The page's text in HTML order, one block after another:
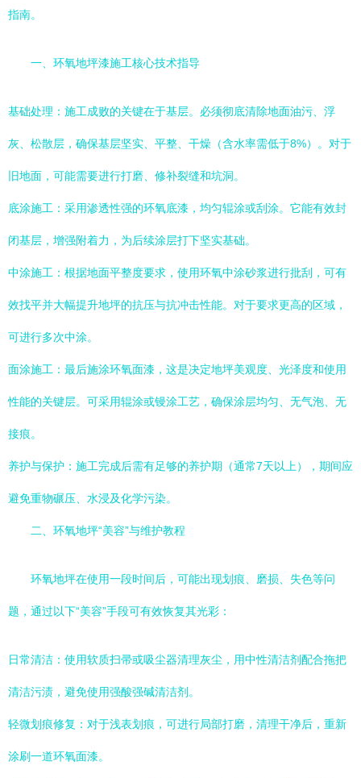
指南。
一、环氧地坪漆施工核心技术指导
基础处理：施工成败的关键在于基层。必须彻底清除地面油污、浮
灰、松散层，确保基层坚实、平整、干燥（含水率需低于8%）。对于
旧地面，可能需要进行打磨、修补裂缝和坑洞。
底涂施工：采用渗透性强的环氧底漆，均匀辊涂或刮涂。它能有效封
闭基层，增强附着力，为后续涂层打下坚实基础。
中涂施工：根据地面平整度要求，使用环氧中涂砂浆进行批刮，可有
效找平并大幅提升地坪的抗压与抗冲击性能。对于要求更高的区域，
可进行多次中涂。
面涂施工：最后施涂环氧面漆，这是决定地坪美观度、光泽度和使用
性能的关键层。可采用辊涂或镘涂工艺，确保涂层均匀、无气泡、无
接痕。
养护与保护：施工完成后需有足够的养护期（通常7天以上），期间应
避免重物碾压、水浸及化学污染。
二、环氧地坪“美容”与维护教程
环氧地坪在使用一段时间后，可能出现划痕、磨损、失色等问
题，通过以下“美容”手段可有效恢复其光彩：
日常清洁：使用软质扫帚或吸尘器清理灰尘，用中性清洁剂配合拖把
清洁污渍，避免使用强酸强碱清洁剂。
轻微划痕修复：对于浅表划痕，可进行局部打磨，清理干净后，重新
涂刷一道环氧面漆。